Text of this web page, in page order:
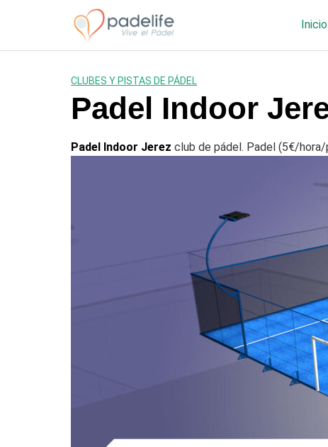
Inicio
CLUBES Y PISTAS DE PÁDEL
Padel Indoor
Padel Indoor Jerez club de pádel. Padel (5€/